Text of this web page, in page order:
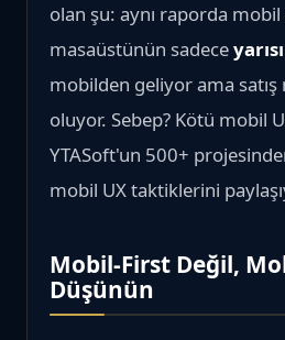
olan şu: aynı raporda
masaüstünün sadeceyarısı
mobilden geliyor ama
oluyor. Sebep? Kötü mobil
YTASoft'un 500+
mobil UX taktiklerini
Mobil-First Değil,
Düşünün